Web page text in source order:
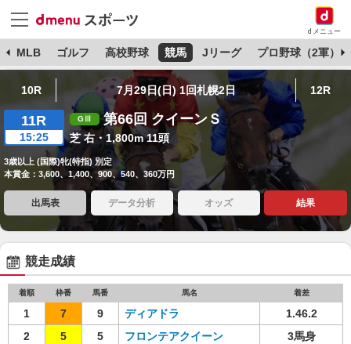
dメニュー
MLB ゴルフ 高校野球 競馬 Jリーグ プロ野球（2軍）
10R 7月29日(日) 1回札幌2日 12R
11R
15:25
第66回 クイーンＳ
芝 右・1,800m 11頭
3歳以上 (国際)牝(特指) 別定
本賞金：3,600、1,400、900、540、360万円
出馬表 データ分析 オッズ 結果
競走成績
着順 枠番 馬番 馬名 着差
1 7 9 ディアドラ
1.46.2
2
5 5 フロンテアクイーン
3馬身